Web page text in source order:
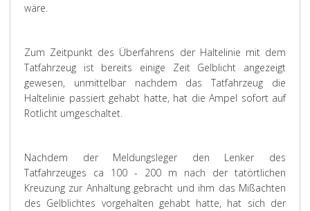
wäre.
Zum Zeitpunkt des Überfahrens der Haltelinie mit dem
Tatfahrzeug ist bereits einige Zeit Gelblicht angezeigt
gewesen, unmittelbar nachdem das Tatfahrzeug die
Haltelinie passiert gehabt hatte, hat die Ampel sofort auf
Rotlicht umgeschaltet.
Nachdem der Meldungsleger den Lenker des
Tatfahrzeuges ca 100 - 200 m nach der tatörtlichen
Kreuzung zur Anhaltung gebracht und ihm das Mißachten
des Gelblichtes vorgehalten gehabt hatte, hat sich der